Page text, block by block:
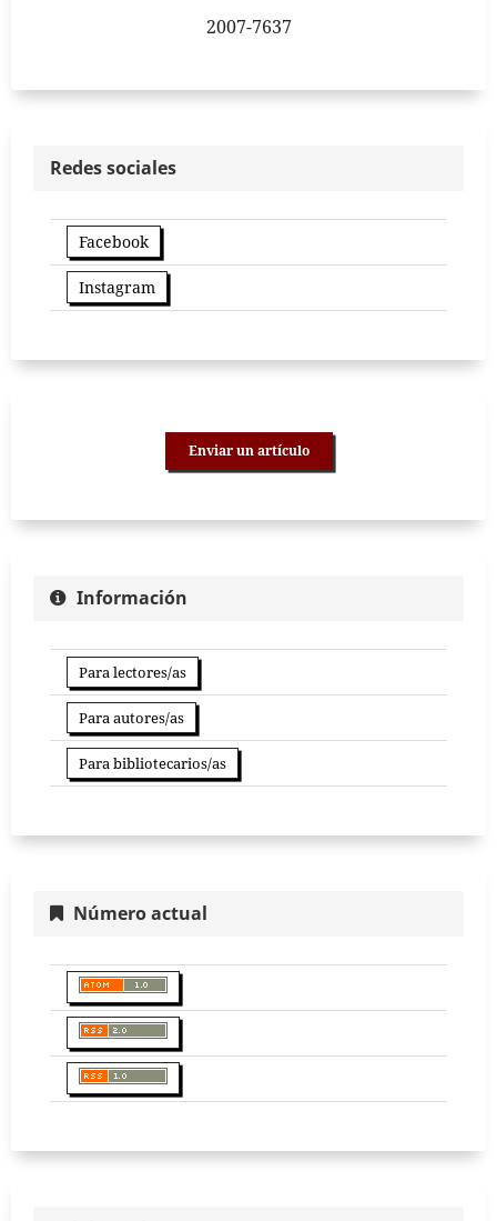
2007-7637
Redes sociales
Facebook
Instagram
Enviar un artículo
Información
Para lectores/as
Para autores/as
Para bibliotecarios/as
Número actual